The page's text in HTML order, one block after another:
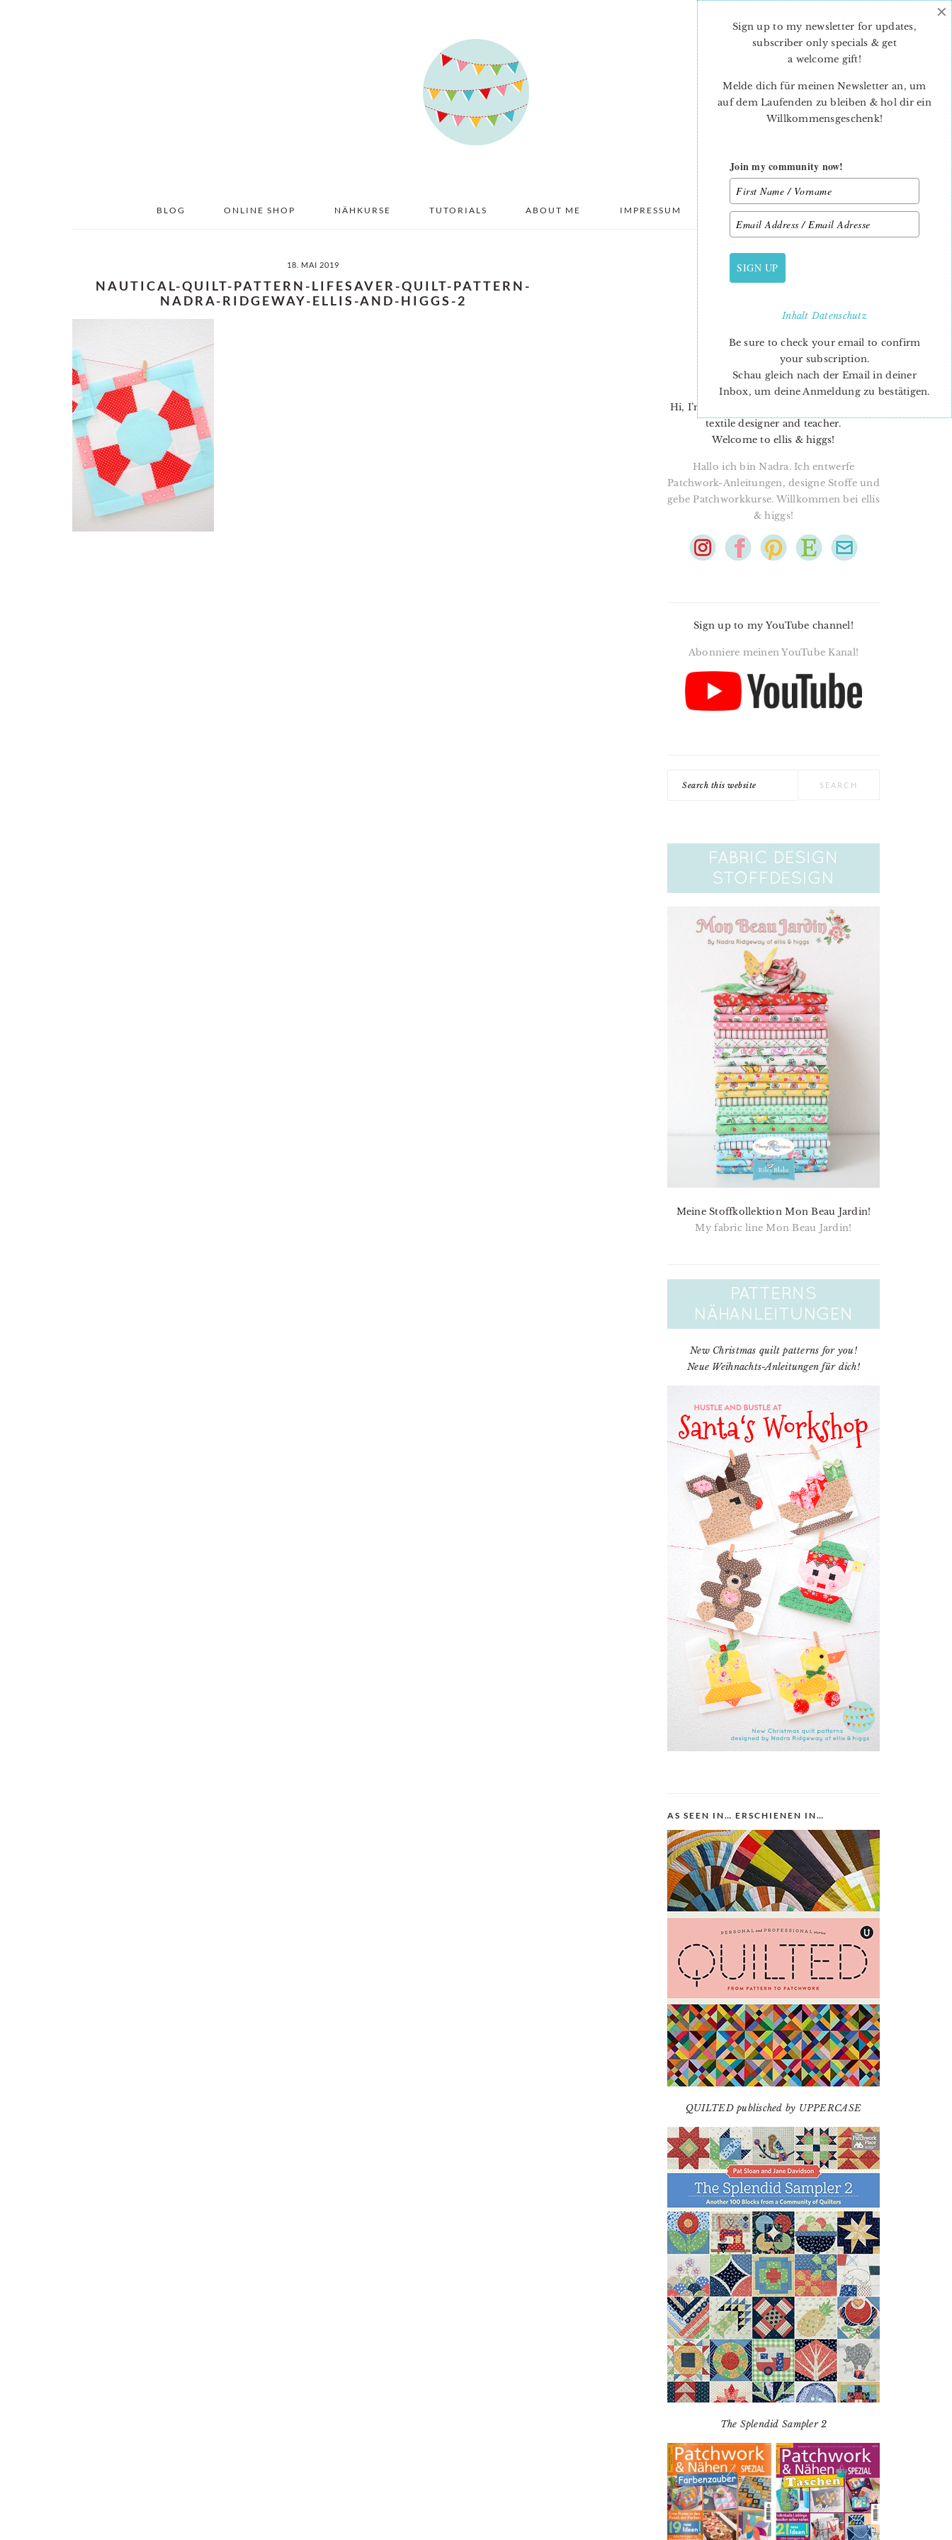
BLOG ONLINE SHOP NÄHKURSE TUTORIALS ABOUT ME IMPRESSUM DATENSCHUTZ
18. MAI 2019
NAUTICAL-QUILT-PATTERN-LIFESAVER-QUILT-PATTERN-
NADRA-RIDGEWAY-ELLIS-AND-HIGGS-2
PRIMARY
SIDEBAR
Hi, I’m Nadra. I’m a quilt pattern designer,
textile designer and teacher.
Welcome to ellis & higgs!
Hallo ich bin Nadra. Ich entwerfe
Patchwork-Anleitungen, designe Stoffe und
gebe Patchworkkurse. Willkommen bei ellis
& higgs!
Sign up to my YouTube channel!
Abonniere meinen YouTube Kanal!
Meine Stoffkollektion Mon Beau Jardin!
My fabric line Mon Beau Jardin!
New Christmas quilt patterns for you!
Neue Weihnachts-Anleitungen für dich!
AS SEEN IN… ERSCHIENEN IN…
QUILTED publisched by UPPERCASE
The Splendid Sampler 2
Sign up to my newsletter for updates,
subscriber only specials & get
a welcome gift!
Melde dich für meinen Newsletter an, um
auf dem Laufenden zu bleiben & hol dir ein
Willkommensgeschenk!
Join my community now!
SIGN UP
InhaltDatenschutz
Be sure to check your email to confirm
your subscription.
Schau gleich nach der Email in deiner
Inbox, um deine Anmeldung zu bestätigen.
×